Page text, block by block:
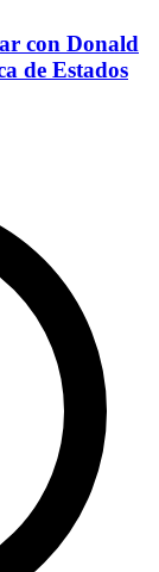
con Donald
de Estados